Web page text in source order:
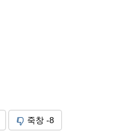
죽창 -8